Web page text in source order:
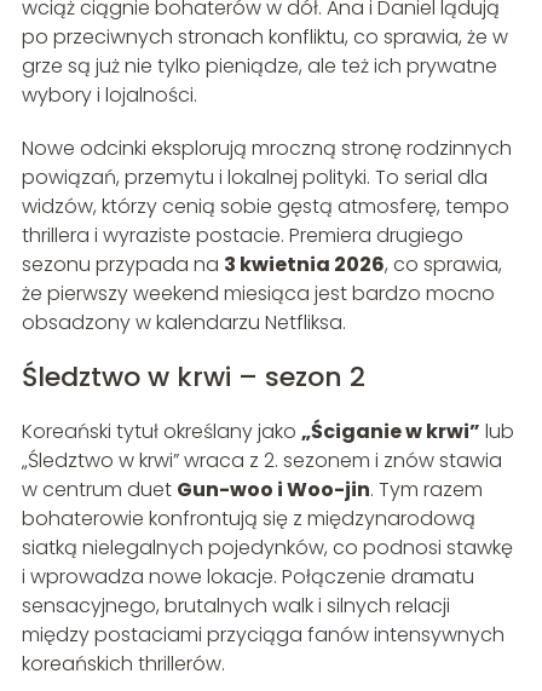
wciąż ciągnie bohaterów w dół. Ana i Daniel lądują
po przeciwnych stronach konfliktu, co sprawia, że w
grze są już nie tylko pieniądze, ale też ich prywatne
wybory i lojalności.
Nowe odcinki eksplorują mroczną stronę rodzinnych
powiązań, przemytu i lokalnej polityki. To serial dla
widzów, którzy cenią sobie gęstą atmosferę, tempo
thrillera i wyraziste postacie. Premiera drugiego
sezonu przypada na 3 kwietnia 2026, co sprawia,
że pierwszy weekend miesiąca jest bardzo mocno
obsadzony w kalendarzu Netfliksa.
Śledztwo w krwi – sezon 2
Koreański tytuł określany jako „Ściganie w krwi” lub
„Śledztwo w krwi” wraca z 2. sezonem i znów stawia
w centrum duet Gun-woo i Woo-jin. Tym razem
bohaterowie konfrontują się z międzynarodową
siatką nielegalnych pojedynków, co podnosi stawkę
i wprowadza nowe lokacje. Połączenie dramatu
sensacyjnego, brutalnych walk i silnych relacji
między postaciami przyciąga fanów intensywnych
koreańskich thrillerów.